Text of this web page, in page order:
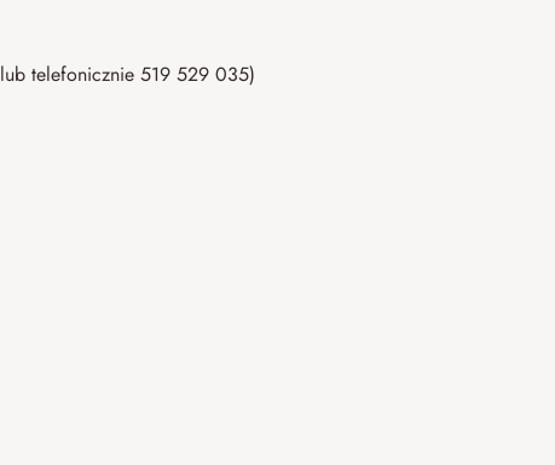
lub telefonicznie 519 529 035)